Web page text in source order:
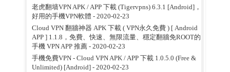
老虎翻墙VPN APK / APP 下載 (Tigervpns) 6.3.1 [Android]，
好用的手機VPN軟體 - 2020-02-23
Cloud VPN 翻牆神器 APK 下載 ( VPN永久免費 ) [ Android
APP ] 1.1.8，免費、快速、無限流量、穩定翻牆免ROOT的
手機 VPN APP 推薦- 2020-02-23
手機免費VPN - Cloud VPN APK / APP 下載 1.0.5.0 (Free &
Unlimited) [Android]- 2020-02-23